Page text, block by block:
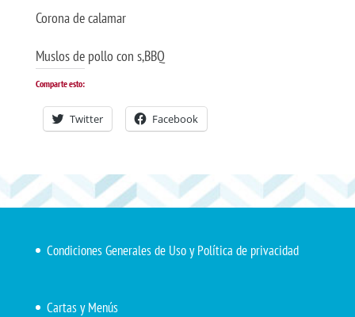
Corona de calamar
Muslos de pollo con s,BBQ
Comparte esto:
Twitter Facebook
Condiciones Generales de Uso y Política de privacidad
Cartas y Menús